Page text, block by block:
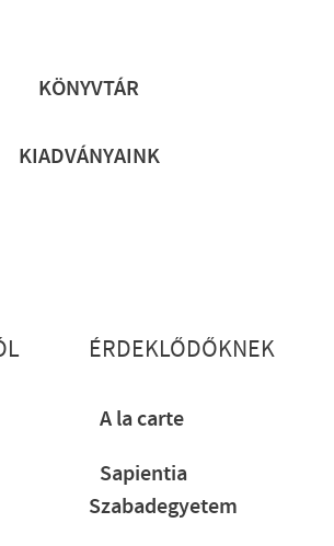
KÖNYVTÁR
KIADVÁNYAINK
ÉRDEKLŐDŐKNEK
A la carte
Sapientia
Szabadegyetem